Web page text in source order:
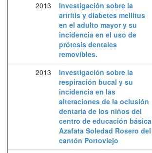
2013
Investigación sobre la
artritis y diabetes mellitus
en el adulto mayor y su
incidencia en el uso de
prótesis dentales
removibles.
2013
Investigación sobre la
respiración bucal y su
incidencia en las
alteraciones de la oclusión
dentaria de los niños del
centro de educación básica
Azafata Soledad Rosero del
cantón Portoviejo